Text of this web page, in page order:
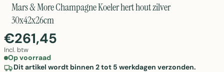
Mars & More Champagne Koeler hert hout zilver
30x42x26cm
€261,45
Incl. btw
Op voorraad
Dit artikel wordt binnen 2 tot 5 werkdagen verzonden.